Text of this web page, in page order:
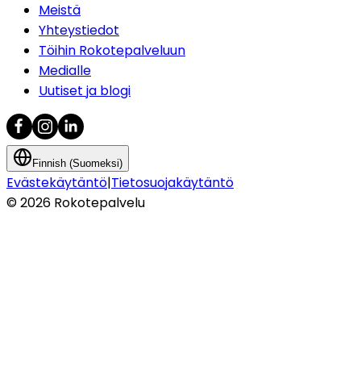
Meistä
Yhteystiedot
Töihin Rokotepalveluun
Medialle
Uutiset ja blogi
Finnish (Suomeksi)
Evästekäytäntö|Tietosuojakäytäntö
©2026 Rokotepalvelu